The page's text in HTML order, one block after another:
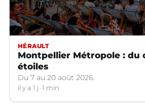
HÉRAULT
Montpellier Métropole : du
étoiles
Du 7 au 20 août 2026.
il y a 1 j 1 min